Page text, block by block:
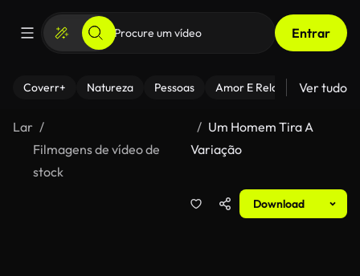
Entrar
Coverr+ Natureza Pessoas Amor E Relacionamentos
Ver tudo
Lar
Filmagens de vídeo de
stock
Um Homem Tira A
Variação
Download